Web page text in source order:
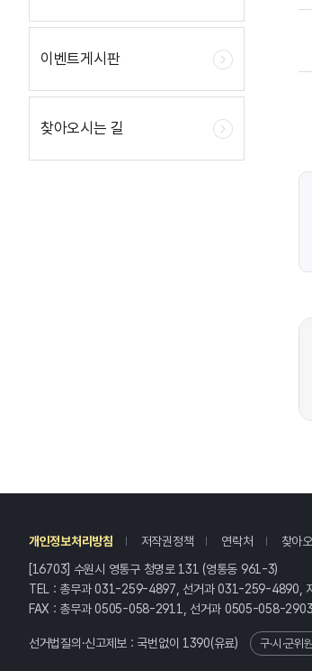
이벤트게시판
찾아오시는 길
개인정보처리방침 저작권정책 연락처 찾아
[16703] 수원시 영통구 청명로 131 (영통동 961-3)
TEL : 총무과 031-259-4897, 선거과 031-259-
FAX : 총무과 0505-058-2911, 선거과 0505-058-
선거법질의·신고제보 : 국번없이 1390(유료) 구·시·군위